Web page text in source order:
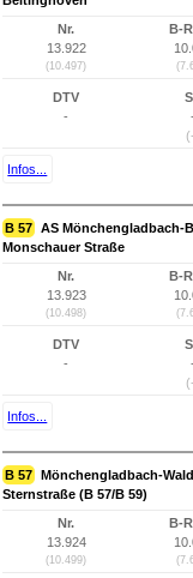
Nr.
13.922
(10.497)
B-
DTV
-
-
Infos...
B 57 AS Mönchengladbach-
Monschauer Straße
Nr.
13.923
(10.498)
B-
DTV
-
-
Infos...
B 57 Mönchengladbach-
Sternstraße (B 57/B 59)
Nr.
13.924
(10.499)
B-